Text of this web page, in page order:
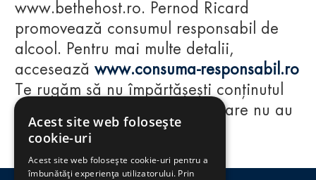
Regulamente
www.bethehost.ro. Pernod Ricard
promovează consumul responsabil de
alcool. Pentru mai multe detalii,
accesează www.consuma-responsabil.ro
Te rugăm să nu împărtășești conținutul
acestui website cu persoane care nu au
împlinit vârsta de 18 ani.
Acest site web folosește
cookie-uri
Acest site web folosește cookie-uri pentru a
îmbunătăți experiența utilizatorului. Prin